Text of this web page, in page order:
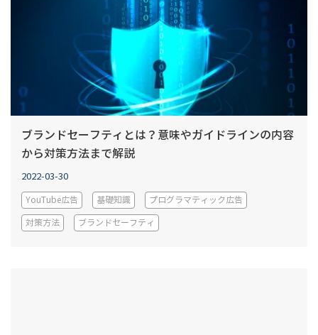
ブランドセーフティとは？意味やガイドラインの内容
から対策方法まで解説
2022-03-30
YouTube広告 基礎知識 プログラマティック広告
対策方法 ブランドセーフティ